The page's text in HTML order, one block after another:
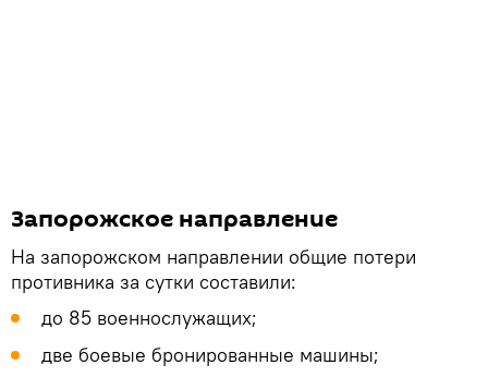
Запорожское направление
На запорожском направлении общие потери
противника за сутки составили:
до 85 военнослужащих;
две боевые бронированные машины;